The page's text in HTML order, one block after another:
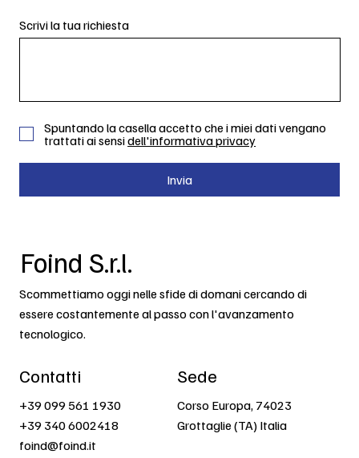
Scrivi la tua richiesta
Spuntando la casella accetto che i miei dati vengano
trattati ai sensidell'informativa privacy
Invia
Foind S.r.l.
Scommettiamo oggi nelle sfide di domani cercando di
essere costantemente al passo con l'avanzamento
tecnologico.
Contatti
+39 099 561 1930
+39 340 6002418
foind@foind.it
Sede
Corso Europa, 74023
Grottaglie (TA) Italia